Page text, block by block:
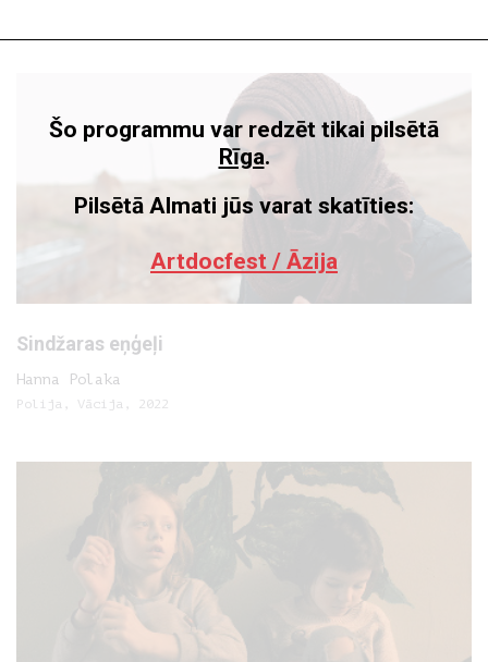
Sindžaras eņģeļi
Hanna Polaka
Polija, Vācija, 2022
Šo programmu var redzēt tikai pilsētā
Rīga.
Pilsētā Almati jūs varat skatīties:
Artdocfest / Āzija